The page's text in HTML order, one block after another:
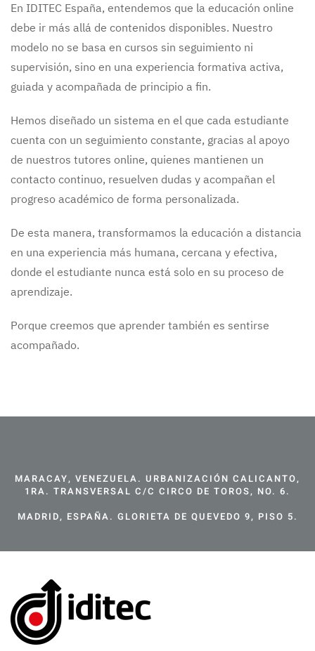
En IDITEC España, entendemos que la educación online
debe ir más allá de contenidos disponibles. Nuestro
modelo no se basa en cursos sin seguimiento ni
supervisión, sino en una experiencia formativa activa,
guiada y acompañada de principio a fin.
Hemos diseñado un sistema en el que cada estudiante
cuenta con un seguimiento constante, gracias al apoyo
de nuestros tutores online, quienes mantienen un
contacto continuo, resuelven dudas y acompañan el
progreso académico de forma personalizada.
De esta manera, transformamos la educación a distancia
en una experiencia más humana, cercana y efectiva,
donde el estudiante nunca está solo en su proceso de
aprendizaje.
Porque creemos que aprender también es sentirse
acompañado.
MARACAY, VENEZUELA. URBANIZACIÓN CALICANTO,
1RA. TRANSVERSAL C/C CIRCO DE TOROS, NO. 6.
MADRID, ESPAÑA. GLORIETA DE QUEVEDO 9, PISO 5.